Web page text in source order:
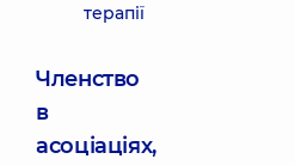
терапії
Членство
в
асоціаціях,